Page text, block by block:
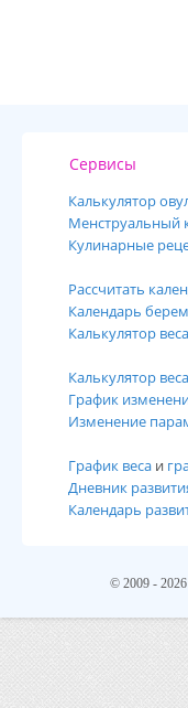
Сервисы
Калькулятор
Менструальный
Кулинарные
Рассчитать
Календарь
Калькулятор
Калькулятор веса
График
Изменение
График веса и
Дневник
Календарь
© 2009 -